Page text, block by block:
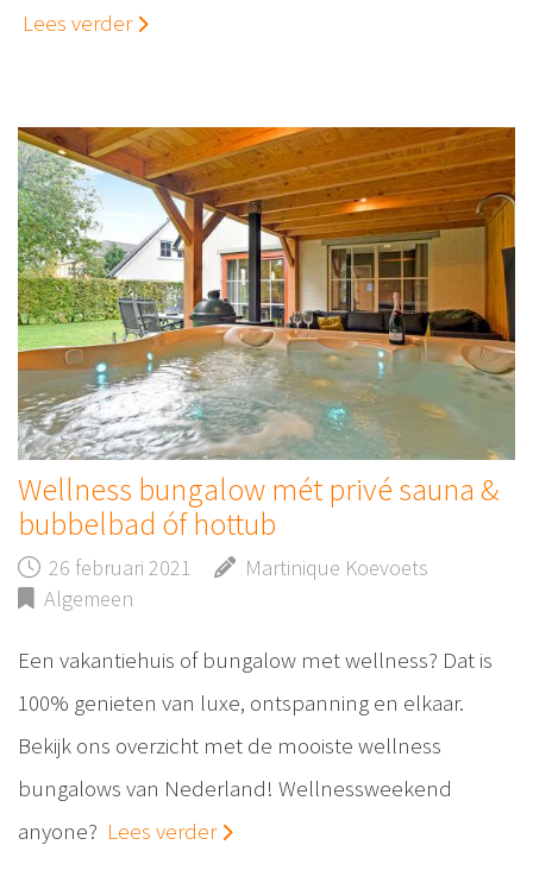
Lees verder
Wellness bungalow mét privé sauna &
bubbelbad óf hottub
26 februari 2021
Martinique Koevoets
Algemeen
Een vakantiehuis of bungalow met wellness? Dat is
100% genieten van luxe, ontspanning en elkaar.
Bekijk ons overzicht met de mooiste wellness
bungalows van Nederland! Wellnessweekend
anyone? Lees verder